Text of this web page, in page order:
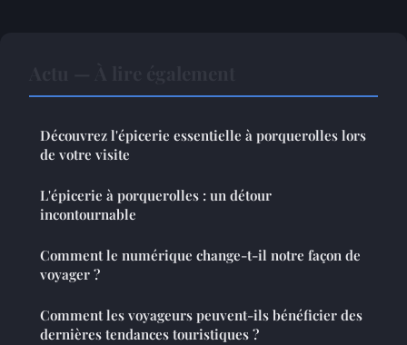
Découvrez l'épicerie essentielle à porquerolles lors
de votre visite
L'épicerie à porquerolles : un détour
incontournable
Comment le numérique change-t-il notre façon de
voyager ?
Comment les voyageurs peuvent-ils bénéficier des
dernières tendances touristiques ?